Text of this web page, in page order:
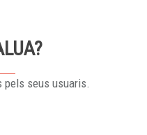
pels seus usuaris.